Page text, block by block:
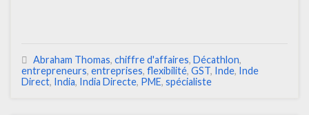
Abraham Thomas, chiffre d'affaires, Décathlon,
entrepreneurs, entreprises, flexibilité, GST, Inde, Inde
Direct, India, India Directe, PME, spécialiste